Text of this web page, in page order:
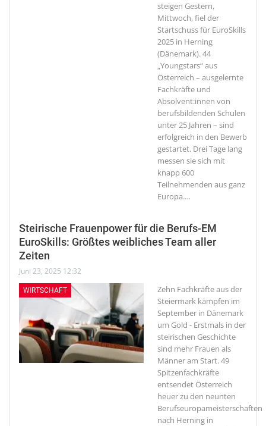
steigen Gestern,
Mittwoch, fiel der
Startschuss für EuroSkills
2025 in Herning
(Dänemark). 44
„Youngstars“ aus
Österreich – ausgelernte
Fachkräfte und
Absolvent:innen von
berufsbildenden Schulen
unter 25 Jahren – sind
erfolgreich in den Bewerb
gestartet. Drei Tage lang
messen sie sich mit
knapp 600
Teilnehmenden aus ganz
Europa.…
Steirische Frauenpower für die Berufs-EM
EuroSkills: Größtes weibliches Team aller
Zeiten
Juni 23, 2025 12:32
WIRTSCHAFT
Zehn Fachkräfte aus der
Steiermark kämpfen im
September in Dänemark
um Gold - Erstmals in der
steirischen Geschichte
sind mehr Frauen als
Männer am Start.49
Spitzenfachkräfte
entsendet Österreich
heuer zu den neunten
Berufseuropameisterschaften
nach Herning in